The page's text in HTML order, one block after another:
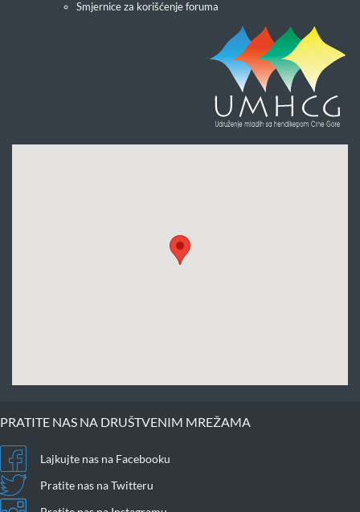
Smjernice za korišćenje foruma
PRATITE NAS NA DRUŠTVENIM MREŽAMA
Lajkujte nas na Facebooku
Pratite nas na Twitteru